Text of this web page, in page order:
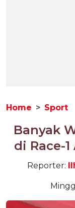
Home Sport
Banyak
di Race-
Reporter: